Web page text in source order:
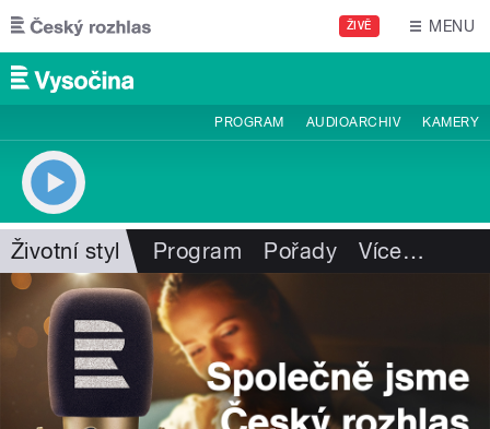
Přejít k hlavnímu obsahu
ŽIVĚ MENU
PROGRAM AUDIOARCHIV KAMERY
Životní styl Program Pořady Více…